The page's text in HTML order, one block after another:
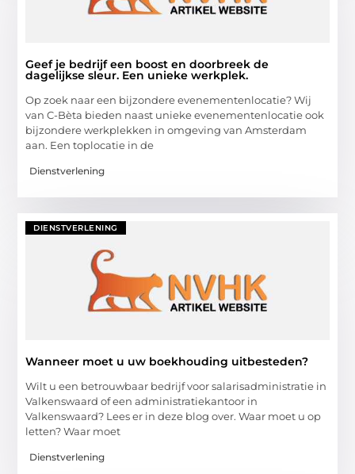
Geef je bedrijf een boost en doorbreek de
dagelijkse sleur. Een unieke werkplek.
Op zoek naar een bijzondere evenementenlocatie? Wij
van C-Bèta bieden naast unieke evenementenlocatie ook
bijzondere werkplekken in omgeving van Amsterdam
aan. Een toplocatie in de
Dienstverlening
DIENSTVERLENING
Wanneer moet u uw boekhouding uitbesteden?
Wilt u een betrouwbaar bedrijf voor salarisadministratie in
Valkenswaard of een administratiekantoor in
Valkenswaard? Lees er in deze blog over. Waar moet u op
letten? Waar moet
Dienstverlening